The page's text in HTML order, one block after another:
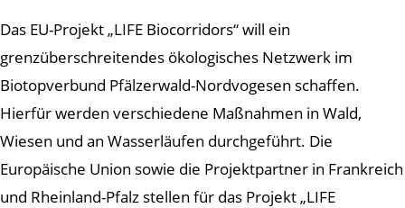
Das EU-Projekt „LIFE Biocorridors“ will ein
grenzüberschreitendes ökologisches Netzwerk im
Biotopverbund Pfälzerwald-Nordvogesen schaffen.
Hierfür werden verschiedene Maßnahmen in Wald,
Wiesen und an Wasserläufen durchgeführt. Die
Europäische Union sowie die Projektpartner in Frankreich
und Rheinland-Pfalz stellen für das Projekt „LIFE